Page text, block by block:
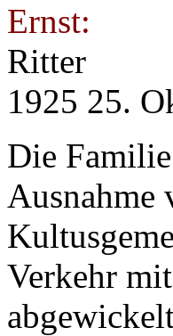
Ernst:
Ritter
1925 25.
Die
Ausnahme
Verkehr